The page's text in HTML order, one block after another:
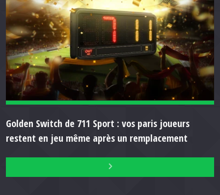
Golden Switch de 711 Sport : vos paris joueurs
restent en jeu même après un remplacement